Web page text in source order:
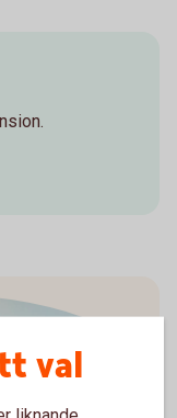
val